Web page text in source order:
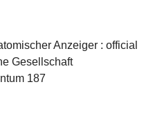
Anzeiger : official
Gesellschaft
187